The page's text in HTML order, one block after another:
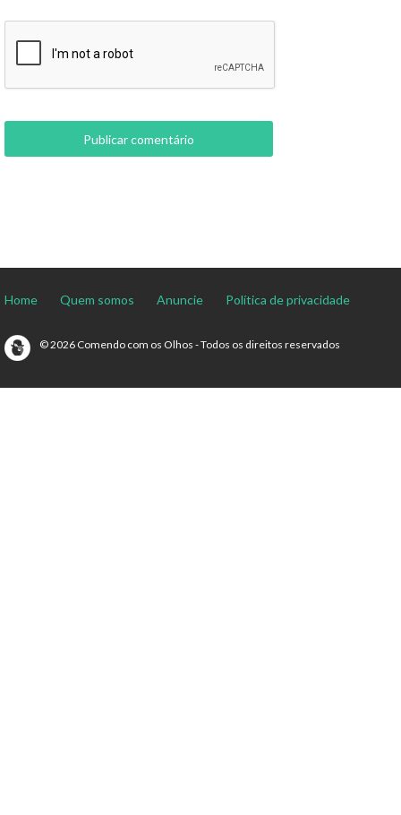
Home Quem somos Anuncie Política de privacidade
© 2026 Comendo com os Olhos - Todos os direitos reservados